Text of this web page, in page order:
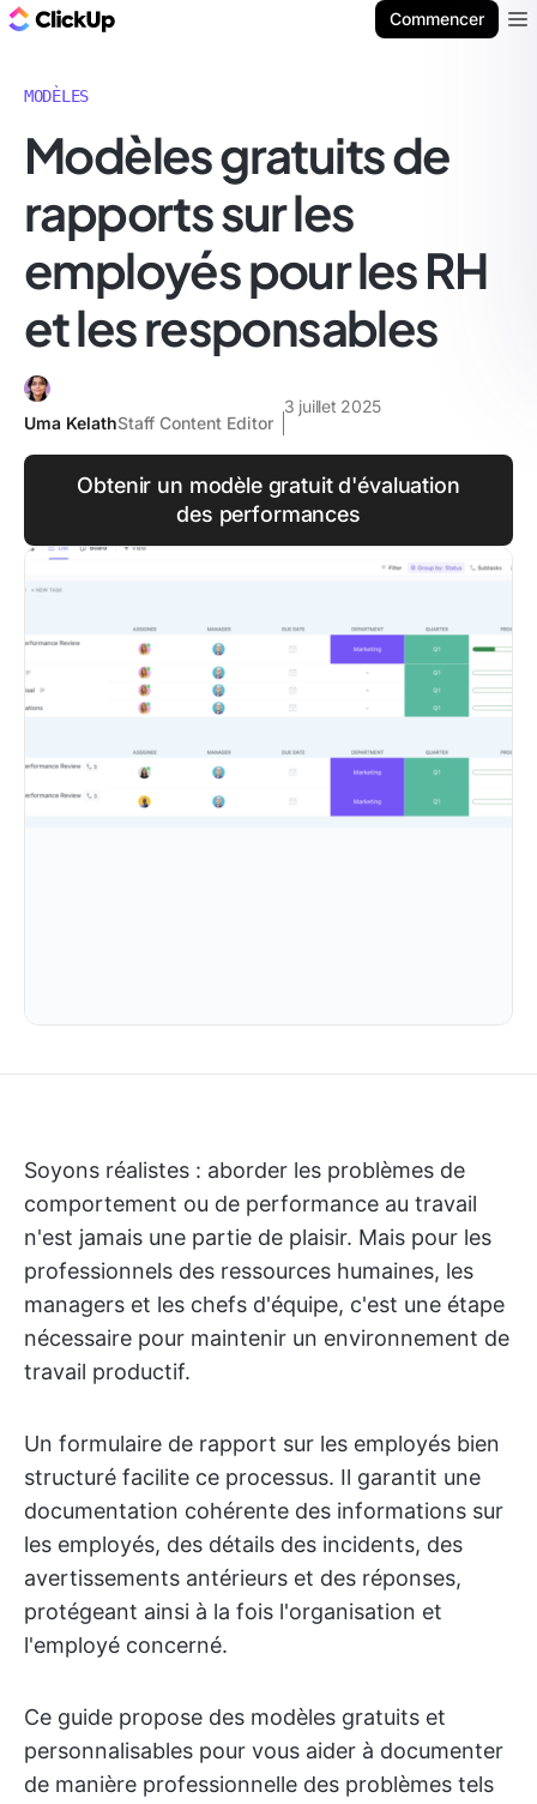
Commencer
MODÈLES
Modèles gratuits de
rapports sur les
employés pour les RH
et les responsables
Uma KelathStaff Content Editor
3 juillet 2025
Obtenir un modèle gratuit d'évaluation
des performances
Soyons réalistes : aborder les problèmes de
comportement ou de performance au travail
n'est jamais une partie de plaisir. Mais pour les
professionnels des ressources humaines, les
managers et les chefs d'équipe, c'est une étape
nécessaire pour maintenir un environnement de
travail productif.
Un formulaire de rapport sur les employés bien
structuré facilite ce processus. Il garantit une
documentation cohérente des informations sur
les employés, des détails des incidents, des
avertissements antérieurs et des réponses,
protégeant ainsi à la fois l'organisation et
l'employé concerné.
Ce guide propose des modèles gratuits et
personnalisables pour vous aider à documenter
de manière professionnelle des problèmes tels